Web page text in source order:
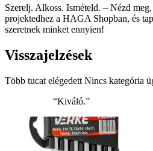
Szerelj. Alkoss. Ismételd. – Nézd
projektedhez a HAGA Shopban, és
szeretnek minket ennyien!
Visszajelzések
Több tucat elégedett Nincs kategória
“Kiváló.”